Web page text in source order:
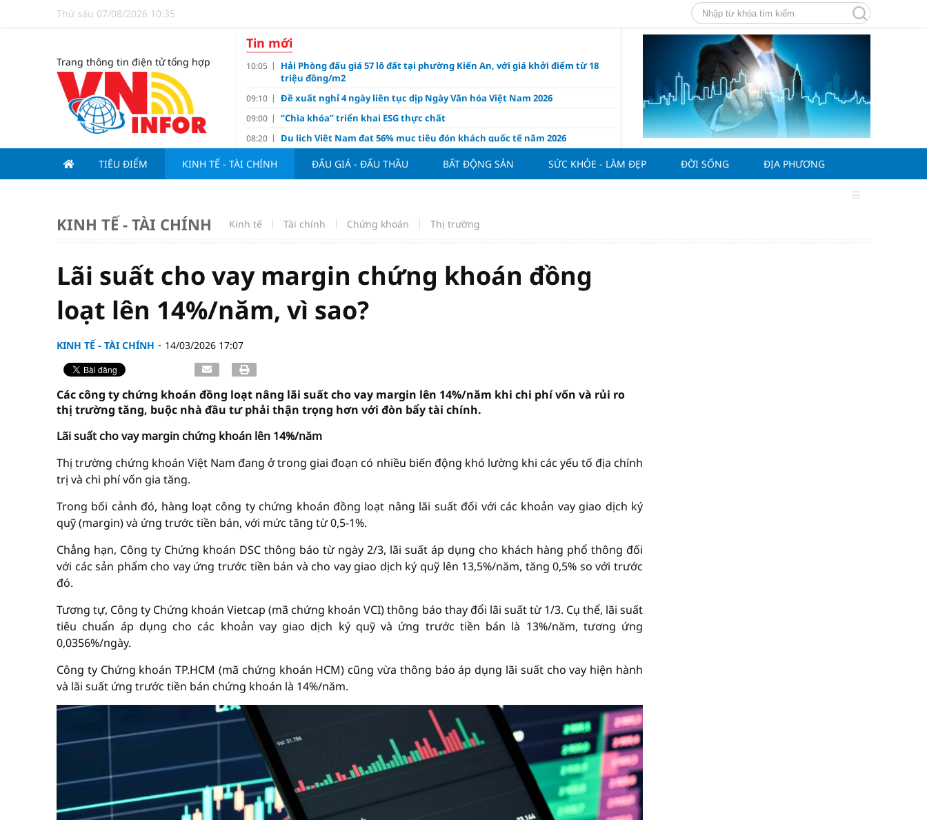
Thứ sáu 07/08/2026 10:35
Trang thông tin điện tử tổng hợp
Tin mới
10:05
Hải Phòng đấu giá 57 lô đất tại phường Kiến An, với giá khởi điểm từ 18
triệu đồng/m2
09:10 Đề xuất nghỉ 4 ngày liên tục dịp Ngày Văn hóa Việt Nam 2026
09:00 “Chìa khóa” triển khai ESG thực chất
08:20 Du lịch Việt Nam đạt 56% mục tiêu đón khách quốc tế năm 2026
07:15 V.League 2026/27 nới suất ngoại binh
07:00 Hoàn thiện quy định người nước ngoài sở hữu nhà ở
15:00
HoREA đề xuất chỉ áp dụng thời hạn sử dụng chung cư theo niên hạn với
dự án xây mới
Hút vốn FDI chất lượng cao cho mục tiêu tăng trưởng 2 con số
13:15 Động lực nào để Việt Nam hiện thực hóa mục tiêu tăng trưởng 10%?
TIÊU ĐIỂM KINH TẾ - TÀI CHÍNH ĐẤU GIÁ - ĐẤU THẦU BẤT ĐỘNG SẢN SỨC KHỎE - LÀM ĐẸP ĐỜI SỐNG ĐỊA PHƯƠNG
KINH TẾ - TÀI CHÍNH Kinh tế Tài chính Chứng khoán Thị trường
Lãi suất cho vay margin chứng khoán đồng
loạt lên 14%/năm, vì sao?
KINH TẾ - TÀI CHÍNH 14/03/2026 17:07
Các công ty chứng khoán đồng loạt nâng lãi suất cho vay margin lên 14%/năm khi chi phí vốn và rủi ro
thị trường tăng, buộc nhà đầu tư phải thận trọng hơn với đòn bẩy tài chính.
Lãi suất cho vay margin chứng khoán lên 14%/năm
Thị trường chứng khoán Việt Nam đang ở trong giai đoạn có nhiều biến động khó lường khi các yếu tố địa chính
trị và chi phí vốn gia tăng.
Trong bối cảnh đó, hàng loạt công ty chứng khoán đồng loạt nâng lãi suất đối với các khoản vay giao dịch ký
quỹ (margin) và ứng trước tiền bán, với mức tăng từ 0,5-1%.
Chẳng hạn, Công ty Chứng khoán DSC thông báo từ ngày 2/3, lãi suất áp dụng cho khách hàng phổ thông đối
với các sản phẩm cho vay ứng trước tiền bán và cho vay giao dịch ký quỹ lên 13,5%/năm, tăng 0,5% so với trước
đó.
Tương tự, Công ty Chứng khoán Vietcap (mã chứng khoán VCI) thông báo thay đổi lãi suất từ 1/3. Cụ thể, lãi suất
tiêu chuẩn áp dụng cho các khoản vay giao dịch ký quỹ và ứng trước tiền bán là 13%/năm, tương ứng
0,0356%/ngày.
Công ty Chứng khoán TP.HCM (mã chứng khoán HCM) cũng vừa thông báo áp dụng lãi suất cho vay hiện hành
và lãi suất ứng trước tiền bán chứng khoán là 14%/năm.